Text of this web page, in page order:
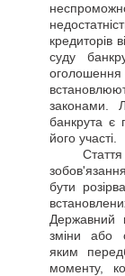
кредиторів
суду
оголошення
законами.
банкрута є
його участі.
Стаття
бути
Державний
зміни або
яким
моменту,